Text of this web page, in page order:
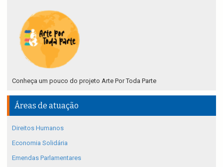
Conheça um pouco do projeto Arte Por Toda Parte
Áreas de atuação
Direitos Humanos
Economia Solidária
Emendas Parlamentares